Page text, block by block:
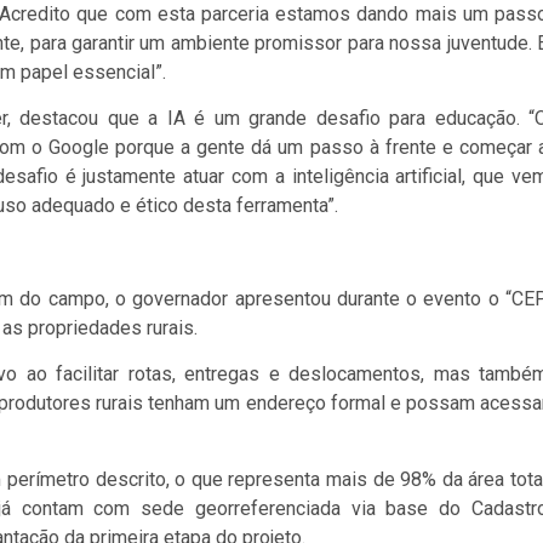
que com esta parceria estamos dando mais um
para garantir um ambiente promissor para nossa juventude.
papel essencial”.
destacou que a IA é um grande desafio para educação.
o Google porque a gente dá um passo à frente e começar
é justamente atuar com a inteligência artificial, que
adequado e ético desta ferramenta”.
campo, o governador apresentou durante o evento o
propriedades rurais.
ao facilitar rotas, entregas e deslocamentos, mas
rurais tenham um endereço formal e possam
descrito, o que representa mais de 98% da área
contam com sede georreferenciada via base do
da primeira etapa do projeto.